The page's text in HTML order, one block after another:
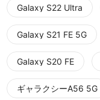
Galaxy S22 Ultra
Galaxy S21 FE 5G
Galaxy S20 FE
ギャラクシーA56 5G